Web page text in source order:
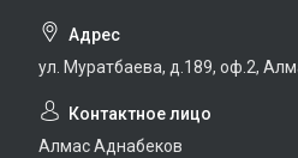
ул. Муратбаева, д.189, оф.2,
Алмас Аднабеков